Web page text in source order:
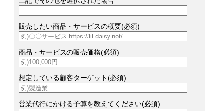
販売したい商品・サービスの概要(必須)
商品・サービスの販売価格(必須)
想定している顧客ターゲット(必須)
営業代行にかける予算を教えてください(必須)